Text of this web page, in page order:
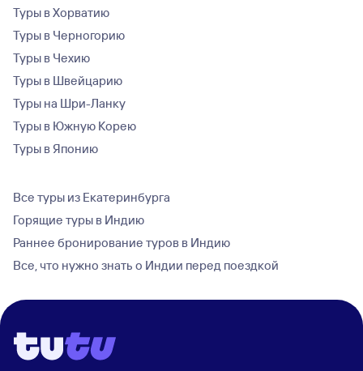
Туры в Хорватию
Туры в Черногорию
Туры в Чехию
Туры в Швейцарию
Туры на Шри-Ланку
Туры в Южную Корею
Туры в Японию
Все туры из Екатеринбурга
Горящие туры в Индию
Раннее бронирование туров в Индию
Все, что нужно знать о Индии перед поездкой